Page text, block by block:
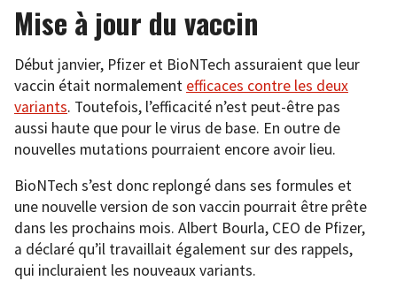
Mise à jour du vaccin
Début janvier, Pfizer et BioNTech assuraient que leur
vaccin était normalement efficaces contre les deux
variants. Toutefois, l’efficacité n’est peut-être pas
aussi haute que pour le virus de base. En outre de
nouvelles mutations pourraient encore avoir lieu.
BioNTech s’est donc replongé dans ses formules et
une nouvelle version de son vaccin pourrait être prête
dans les prochains mois. Albert Bourla, CEO de Pfizer,
a déclaré qu’il travaillait également sur des rappels,
qui incluraient les nouveaux variants.